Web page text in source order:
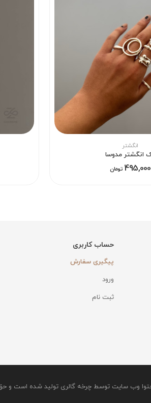
انگشتر
انگشتر مدوسا
495,000 تومان
حساب کاربری
پیگیری سفارش
ورود
ثبت نام
وب سایت توسط چرخه گالری تولید شده است و حق